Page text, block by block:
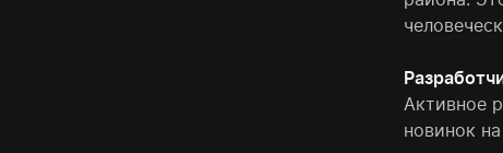
Активное
новинок